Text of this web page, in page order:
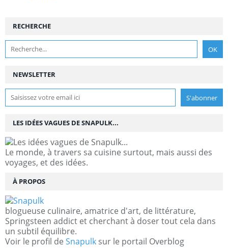
NEWSLETTER
RECHERCHE
LES IDÉES VAGUES DE SNAPULK...
Le monde, à travers sa cuisine surtout, mais aussi des
voyages, et des idées.
À PROPOS
blogueuse culinaire, amatrice d'art, de littérature,
Springsteen addict et cherchant à doser tout cela dans
un subtil équilibre.
Voir le profil de Snapulk sur le portail Overblog